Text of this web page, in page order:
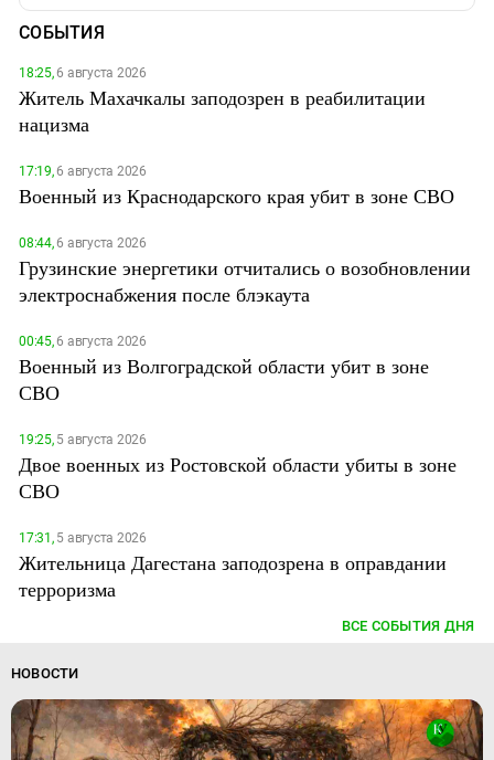
СОБЫТИЯ
18:25,6 августа 2026
Житель Махачкалы заподозрен в реабилитации
нацизма
17:19,6 августа 2026
Военный из Краснодарского края убит в зоне СВО
08:44,6 августа 2026
Грузинские энергетики отчитались о возобновлении
электроснабжения после блэкаута
00:45,6 августа 2026
Военный из Волгоградской области убит в зоне
СВО
19:25,5 августа 2026
Двое военных из Ростовской области убиты в зоне
СВО
17:31,5 августа 2026
Жительница Дагестана заподозрена в оправдании
терроризма
ВСЕ СОБЫТИЯ ДНЯ
НОВОСТИ